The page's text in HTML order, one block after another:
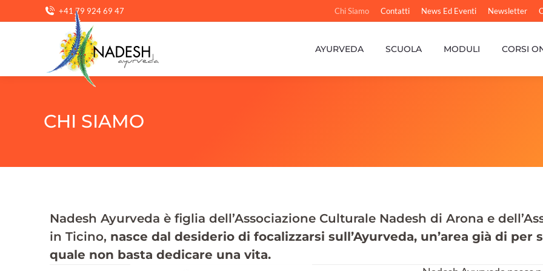
+41 79 924 69 47 Chi Siamo Contatti News Ed Eventi Newsletter
AYURVEDA SCUOLA MODULI CORSI
CHI SIAMO
Nadesh Ayurveda è figlia dell’Associazione Culturale Nadesh di Arona e
in Ticino, nasce dal desiderio di focalizzarsi sull’Ayurveda, un’area già di per
quale non basta dedicare una vita.